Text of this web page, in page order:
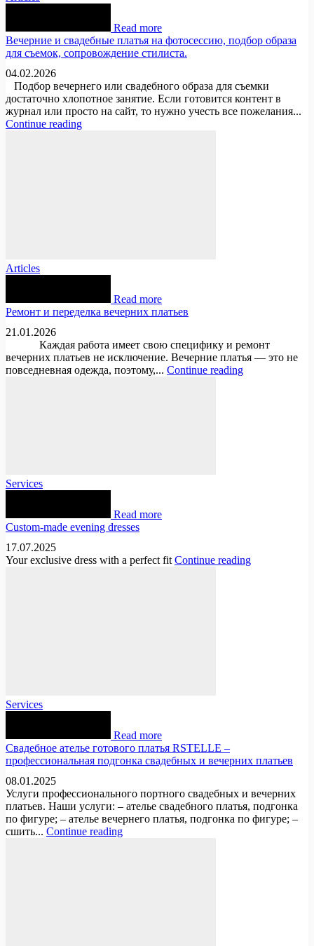
Read more
Вечерние и свадебные платья на фотосессию, подбор образа
для съемок, сопровождение стилиста.
04.02.2026
Подбор вечернего или свадебного образа для съемки
достаточно хлопотное занятие. Если готовится контент в
журнал или просто на сайт, то нужно учесть все пожелания...
Continue reading
Articles
Read more
Ремонт и переделка вечерних платьев
21.01.2026
Каждая работа имеет свою специфику и ремонт
вечерних платьев не исключение. Вечерние платья — это не
повседневная одежда, поэтому,... Continue reading
Services
Read more
Custom-made evening dresses
17.07.2025
Your exclusive dress with a perfect fit Continue reading
Services
Read more
Свадебное ателье готового платья RSTELLE –
профессиональная подгонка свадебных и вечерних платьев
08.01.2025
Услуги профессионального портного свадебных и вечерних
платьев. Наши услуги: – ателье свадебного платья, подгонка
по фигуре; – ателье вечернего платья, подгонка по фигуре; –
сшить... Continue reading